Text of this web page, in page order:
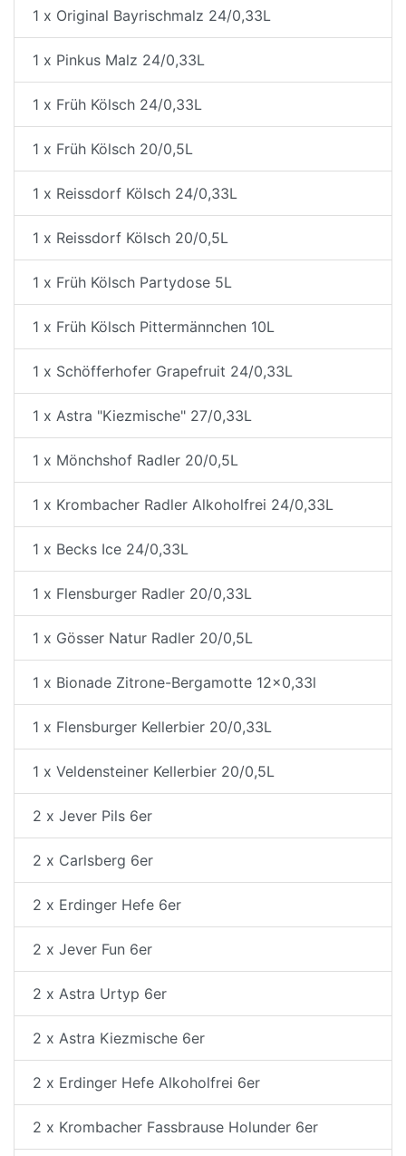
1 x Original Bayrischmalz 24/0,33L
1 x Pinkus Malz 24/0,33L
1 x Früh Kölsch 24/0,33L
1 x Früh Kölsch 20/0,5L
1 x Reissdorf Kölsch 24/0,33L
1 x Reissdorf Kölsch 20/0,5L
1 x Früh Kölsch Partydose 5L
1 x Früh Kölsch Pittermännchen 10L
1 x Schöfferhofer Grapefruit 24/0,33L
1 x Astra "Kiezmische" 27/0,33L
1 x Mönchshof Radler 20/0,5L
1 x Krombacher Radler Alkoholfrei 24/0,33L
1 x Becks Ice 24/0,33L
1 x Flensburger Radler 20/0,33L
1 x Gösser Natur Radler 20/0,5L
1 x Bionade Zitrone-Bergamotte 12x0,33l
1 x Flensburger Kellerbier 20/0,33L
1 x Veldensteiner Kellerbier 20/0,5L
2 x Jever Pils 6er
2 x Carlsberg 6er
2 x Erdinger Hefe 6er
2 x Jever Fun 6er
2 x Astra Urtyp 6er
2 x Astra Kiezmische 6er
2 x Erdinger Hefe Alkoholfrei 6er
2 x Krombacher Fassbrause Holunder 6er